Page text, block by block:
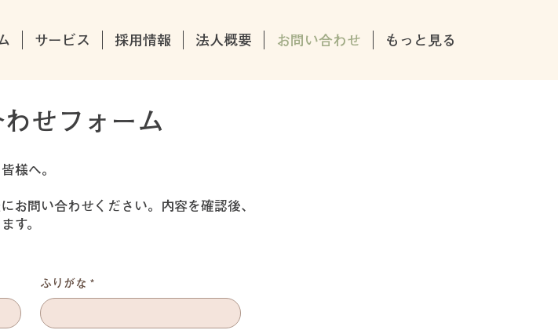
サービス 採用情報 法人概要 お問い合わせ もっと見る
せフォーム
様へ。
お問い合わせください。内容を確認後、
す。
ふりがな *